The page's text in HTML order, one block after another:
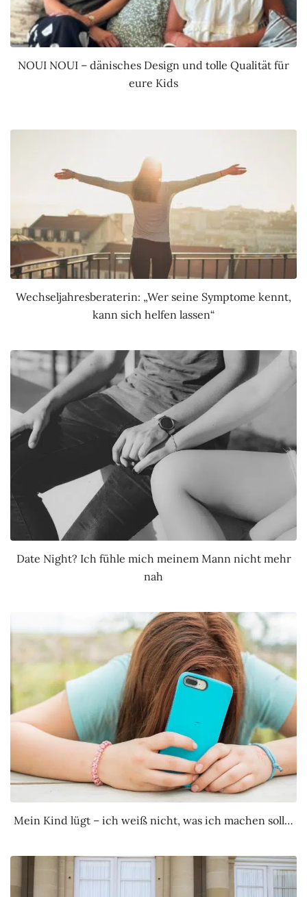
NOUI NOUI – dänisches Design und tolle Qualität für
eure Kids
Wechseljahresberaterin: „Wer seine Symptome kennt,
kann sich helfen lassen“
Date Night? Ich fühle mich meinem Mann nicht mehr
nah
Mein Kind lügt – ich weiß nicht, was ich machen soll…